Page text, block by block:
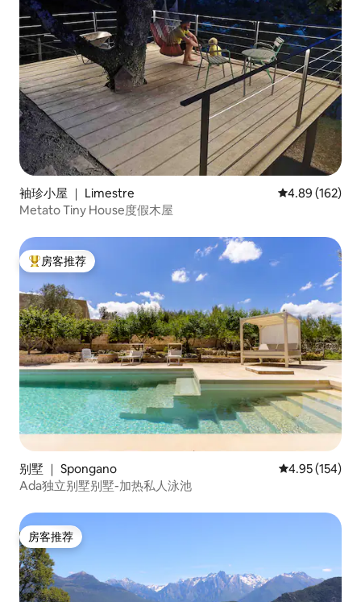
袖珍小屋 ｜ Limestre 平均评分 4.89
4.89 (162)
Metato Tiny House度假木屋
热门「房客推荐」
房客推荐
别墅 ｜ Spongano 平均评分 4.95
4.95 (154)
Ada独立别墅别墅-加热私人泳池
房客推荐
房客推荐